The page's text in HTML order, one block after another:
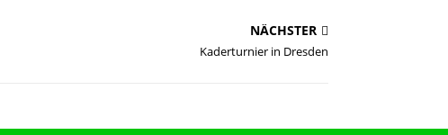
NÄCHSTER
Kaderturnier in Dresden